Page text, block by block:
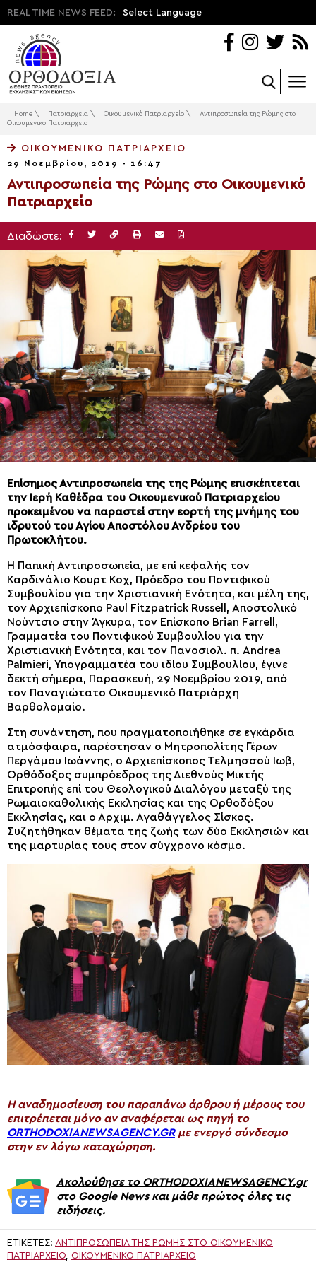
REAL TIME NEWS FEED: Select Language
Home \ Πατριαρχεία \ Οικουμενικό Πατριαρχείο \
Αντιπροσωπεία της Ρώμης στο
Οικουμενικό Πατριαρχείο
ΟΙΚΟΥΜΕΝΙΚΌ ΠΑΤΡΙΑΡΧΕΊΟ
29 Νοεμβρίου, 2019 - 16:47
Αντιπροσωπεία της Ρώμης στο Οικουμενικό
Πατριαρχείο
Διαδώστε:
Επίσημος Αντιπροσωπεία της της Ρώμης επισκέπτεται
την Ιερή Καθέδρα του Οικουμενικού Πατριαρχείου
προκειμένου να παραστεί στην εορτή της μνήμης του
ιδρυτού του Αγίου Αποστόλου Ανδρέου του
Πρωτοκλήτου.
Η Παπική Αντιπροσωπεία, με επί κεφαλής τον
Καρδινάλιο Κουρτ Κοχ, Πρόεδρο του Ποντιφικού
Συμβουλίου για την Χριστιανική Ενότητα, και μέλη της,
τον Αρχιεπίσκοπο Paul Fitzpatrick Russell, Αποστολικό
Νούντσιο στην Άγκυρα, τον Επίσκοπο Brian Farrell,
Γραμματέα του Ποντιφικού Συμβουλίου για την
Χριστιανική Ενότητα, και τον Πανοσιολ. π. Andrea
Palmieri, Υπογραμματέα του ιδίου Συμβουλίου, έγινε
δεκτή σήμερα, Παρασκευή, 29 Νοεμβρίου 2019, από
τον Παναγιώτατο Οικουμενικό Πατριάρχη
Βαρθολομαίο.
Στη συνάντηση, που πραγματοποιήθηκε σε εγκάρδια
ατμόσφαιρα, παρέστησαν ο Μητροπολίτης Γέρων
Περγάμου Ιωάννης, ο Αρχιεπίσκοπος Τελμησσού Ιωβ,
Ορθόδοξος συμπρόεδρος της Διεθνούς Μικτής
Επιτροπής επί του Θεολογικού Διαλόγου μεταξύ της
Ρωμαιοκαθολικής Εκκλησίας και της Ορθοδόξου
Εκκλησίας, και ο Αρχιμ. Αγαθάγγελος Σίσκος.
Συζητήθηκαν θέματα της ζωής των δύο Εκκλησιών και
της μαρτυρίας τους στον σύγχρονο κόσμο.
H αναδημοσίευση του παραπάνω άρθρου ή μέρους του
επιτρέπεται μόνο αν αναφέρεται ως πηγή το
ORTHODOXIANEWSAGENCY.GRμε ενεργό σύνδεσμο
στην εν λόγω καταχώρηση.
Ακολούθησε το ORTHODOXIANEWSAGENCY.gr
στο Google News και μάθε πρώτος όλες τις
ειδήσεις.
ΕΤΙΚΈΤΕΣ: ΑΝΤΙΠΡΟΣΩΠΕΊΑ ΤΗΣ ΡΏΜΗΣ ΣΤΟ ΟΙΚΟΥΜΕΝΙΚΌ
ΠΑΤΡΙΑΡΧΕΊΟ, ΟΙΚΟΥΜΕΝΙΚΟ ΠΑΤΡΙΑΡΧΕΙΟ